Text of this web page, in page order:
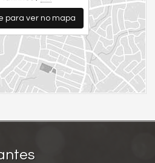
para ver no mapa